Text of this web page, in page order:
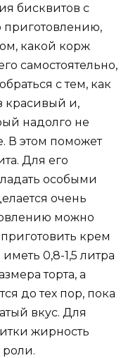
бисквитов с
какой корж
самостоятельно,
с тем, как
красивый и,
надолго не
В этом поможет
Для его
особыми
очень
можно
крем
0,8-1,5 литра
торта, а
до тех пор, пока
вкус. Для
жирность